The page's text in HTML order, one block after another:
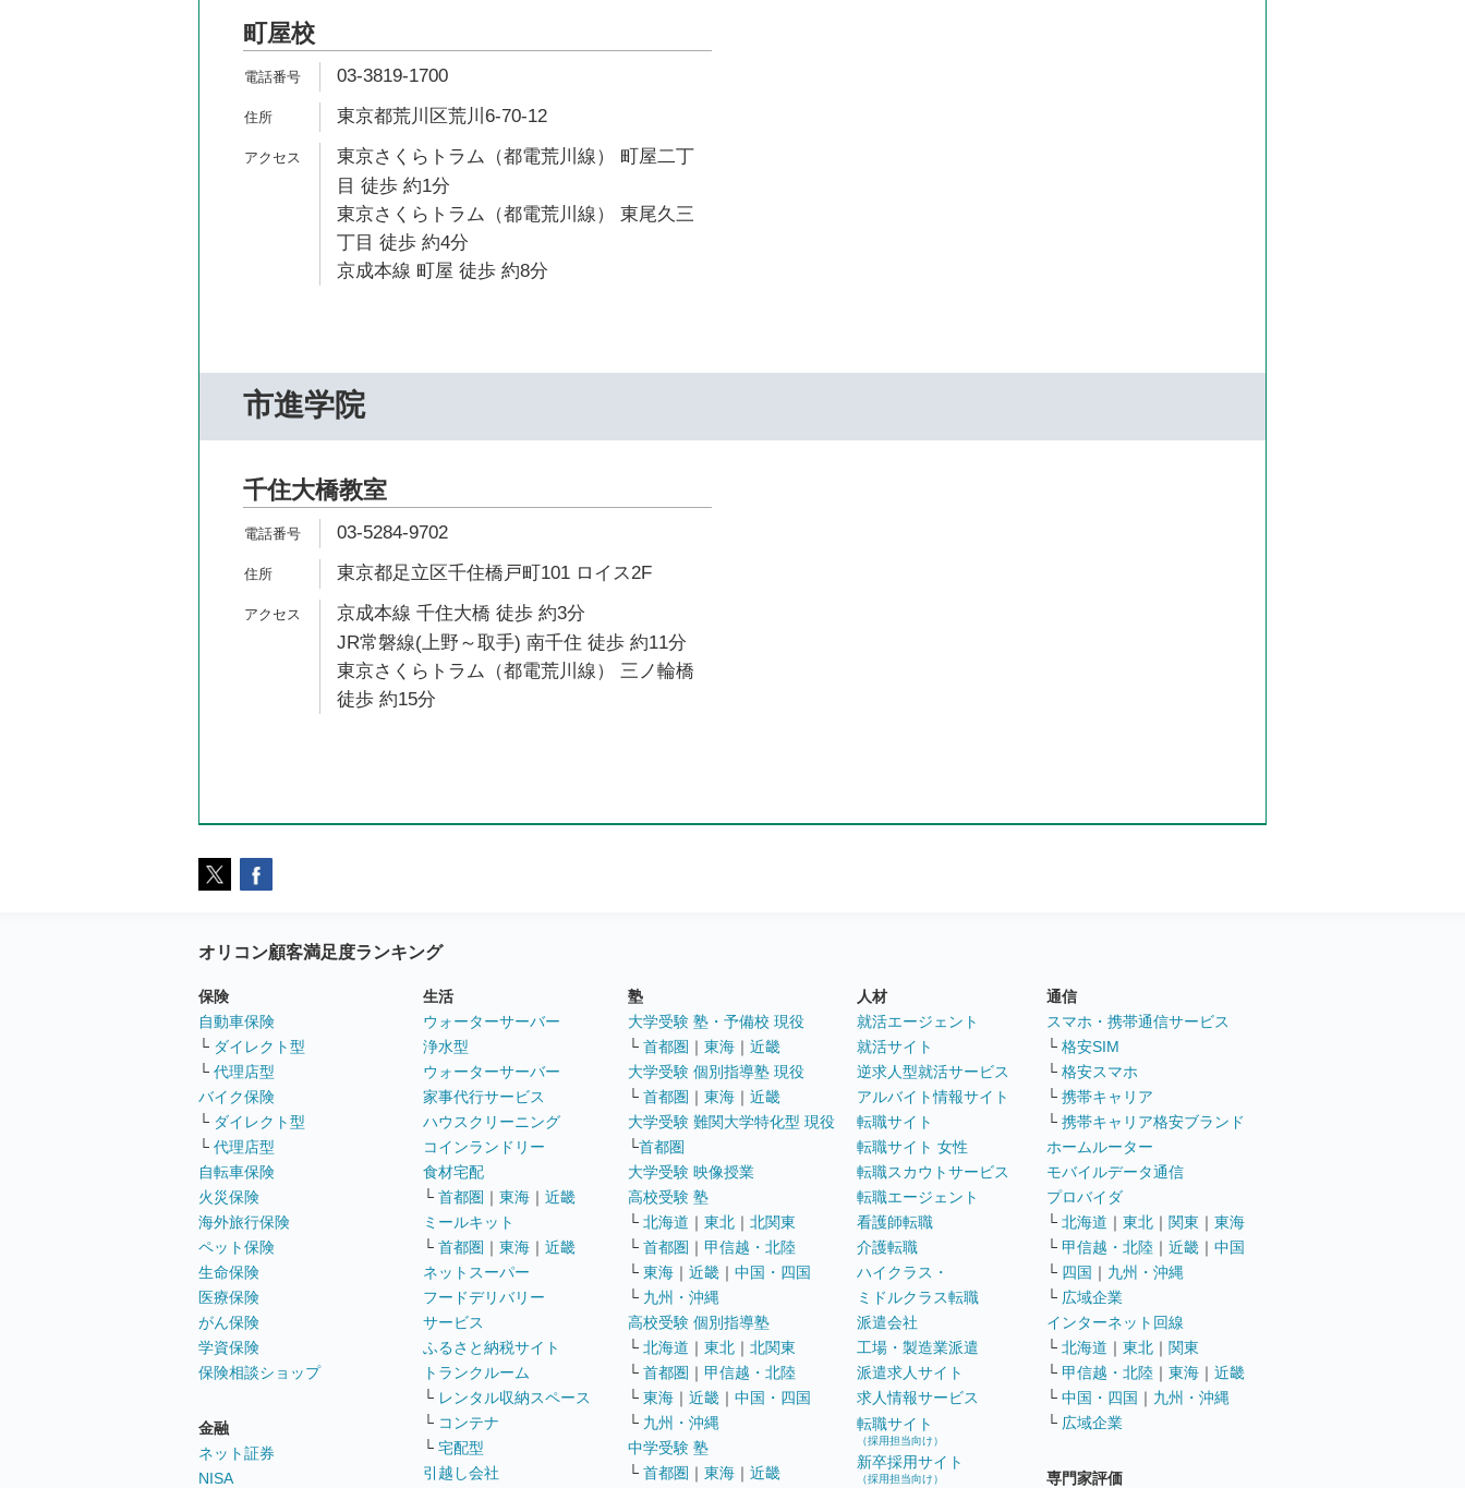
町屋校
03-3819-1700
東京都荒川区荒川6-70-12
東京さくらトラム（都電荒川線） 町屋二丁
目 徒歩 約1分
東京さくらトラム（都電荒川線） 東尾久三
丁目 徒歩 約4分
京成本線 町屋 徒歩 約8分
市進学院
千住大橋教室
03-5284-9702
東京都足立区千住橋戸町101 ロイス2F
京成本線 千住大橋 徒歩 約3分
JR常磐線(上野～取手) 南千住 徒歩 約11分
東京さくらトラム（都電荒川線） 三ノ輪橋
徒歩 約15分
オリコン顧客満足度ランキング
保険
自動車保険
└ ダイレクト型
└ 代理店型
バイク保険
└ ダイレクト型
└ 代理店型
自転車保険
火災保険
海外旅行保険
ペット保険
生命保険
医療保険
がん保険
学資保険
保険相談ショップ
金融
ネット証券
NISA
生活
ウォーターサーバー
浄水型
ウォーターサーバー
家事代行サービス
ハウスクリーニング
コインランドリー
食材宅配
└ 首都圏 ｜ 東海 ｜ 近畿
ミールキット
└ 首都圏 ｜ 東海 ｜ 近畿
ネットスーパー
フードデリバリー
サービス
ふるさと納税サイト
トランクルーム
└ レンタル収納スペース
└ コンテナ
└ 宅配型
引越し会社
塾
大学受験 塾・予備校 現役
└ 首都圏 ｜ 東海 ｜ 近畿
大学受験 個別指導塾 現役
└ 首都圏 ｜ 東海 ｜ 近畿
大学受験 難関大学特化型 現役
└首都圏
大学受験 映像授業
高校受験 塾
└ 北海道 ｜ 東北 ｜ 北関東
└ 首都圏 ｜ 甲信越・北陸
└ 東海 ｜ 近畿 ｜ 中国・四国
└ 九州・沖縄
高校受験 個別指導塾
└ 北海道 ｜ 東北 ｜ 北関東
└ 首都圏 ｜ 甲信越・北陸
└ 東海 ｜ 近畿 ｜ 中国・四国
└ 九州・沖縄
中学受験 塾
└ 首都圏 ｜ 東海 ｜ 近畿
人材
就活エージェント
就活サイト
逆求人型就活サービス
アルバイト情報サイト
転職サイト
転職サイト 女性
転職スカウトサービス
転職エージェント
看護師転職
介護転職
ハイクラス・
ミドルクラス転職
派遣会社
工場・製造業派遣
派遣求人サイト
求人情報サービス
転職サイト
（採用担当向け）
新卒採用サイト
（採用担当向け）
通信
スマホ・携帯通信サービス
└ 格安SIM
└ 格安スマホ
└ 携帯キャリア
└ 携帯キャリア格安ブランド
ホームルーター
モバイルデータ通信
プロバイダ
└ 北海道 ｜ 東北 ｜ 関東 ｜ 東海
└ 甲信越・北陸 ｜ 近畿 ｜ 中国
└ 四国 ｜ 九州・沖縄
└ 広域企業
インターネット回線
└ 北海道 ｜ 東北 ｜ 関東
└ 甲信越・北陸 ｜ 東海 ｜ 近畿
└ 中国・四国 ｜ 九州・沖縄
└ 広域企業
専門家評価